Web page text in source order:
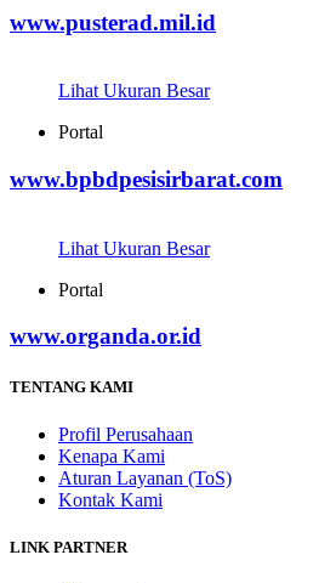
www.pusterad.mil.id
Lihat Ukuran Besar
Portal
www.bpbdpesisirbarat.com
Lihat Ukuran Besar
Portal
www.organda.or.id
TENTANG KAMI
Profil Perusahaan
Kenapa Kami
Aturan Layanan (ToS)
Kontak Kami
LINK PARTNER